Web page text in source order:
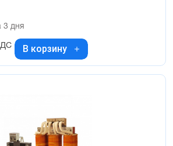
3 дня
В корзину